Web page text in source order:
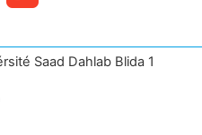
Saad Dahlab Blida 1